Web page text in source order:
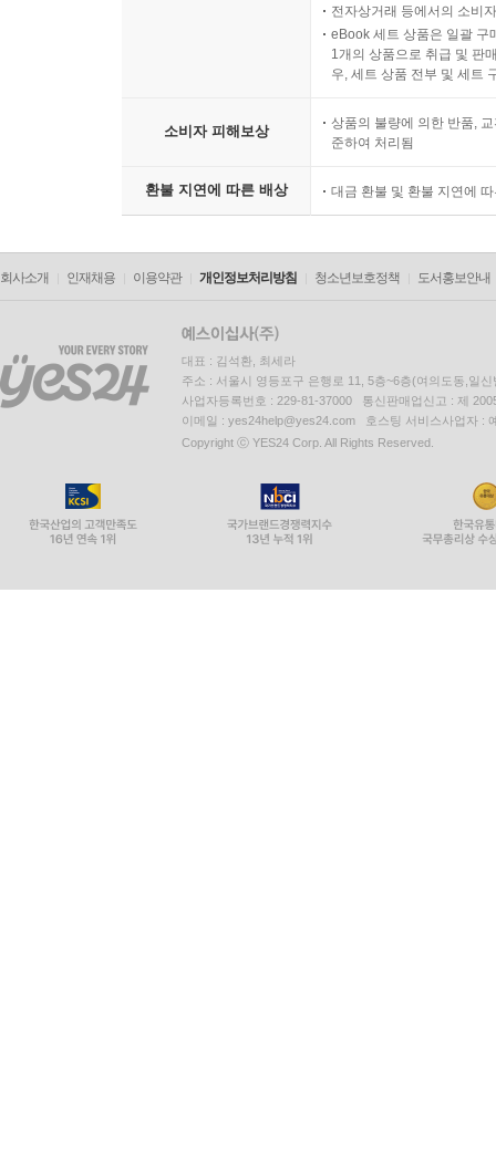
전자상거래 등에서의 소비
eBook 세트 상품은 일괄 구
1개의 상품으로 취급 및 판
우, 세트 상품 전부 및 세트
소비자 피해보상
상품의 불량에 의한 반품,
준하여 처리됨
환불 지연에 따른 배상 대금 환불 및 환불 지연에
회사소개 인재채용 이용약관 개인정보처리방침 청소년보호정책 도서홍보안내
대표 : 김석환, 최세라
주소 : 서울시 영등포구 은행로 11, 5층~6층(여의도동,일신
사업자등록번호 : 229-81-37000 통신판매업신고 : 제
이메일 : yes24help@yes24.com 호스팅 서비스사업자 :
Copyright ⓒ YES24 Corp. All Rights Reserved.